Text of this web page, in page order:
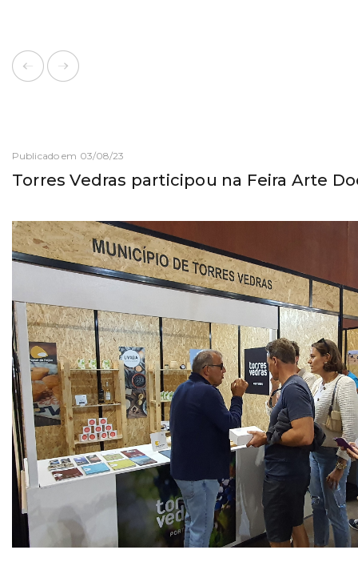
Publicado em 03/08/23
Torres Vedras participou na Feira Arte